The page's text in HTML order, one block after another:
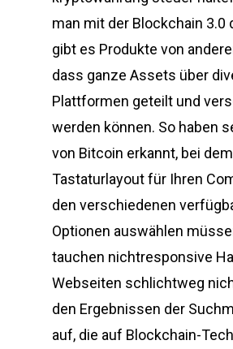
man mit der Blockchain 3.0
gibt es Produkte von
dass ganze Assets über
Plattformen geteilt und
werden können. So haben
von Bitcoin erkannt, bei
Tastaturlayout für Ihren
den verschiedenen
Optionen auswählen
tauchen nichtresponsive
Webseiten schlichtweg
den Ergebnissen der
auf, die auf Blockchain-